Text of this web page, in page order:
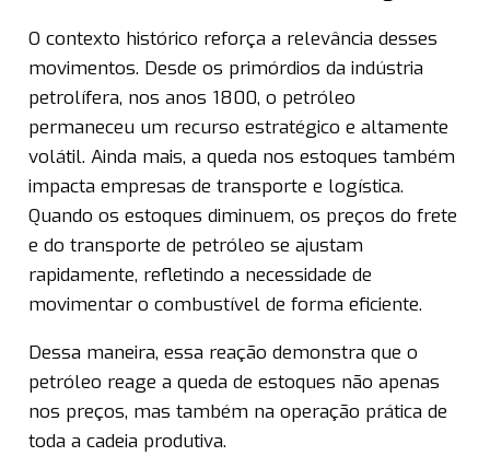
O contexto histórico reforça a relevância desses
movimentos. Desde os primórdios da indústria
petrolífera, nos anos 1800, o petróleo
permaneceu um recurso estratégico e altamente
volátil. Ainda mais, a queda nos estoques também
impacta empresas de transporte e logística.
Quando os estoques diminuem, os preços do frete
e do transporte de petróleo se ajustam
rapidamente, refletindo a necessidade de
movimentar o combustível de forma eficiente.
Dessa maneira, essa reação demonstra que o
petróleo reage a queda de estoques não apenas
nos preços, mas também na operação prática de
toda a cadeia produtiva.